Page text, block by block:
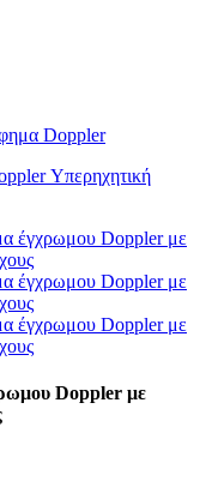
Doppler
Doppler με